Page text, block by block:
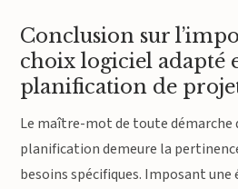
Conclusion sur
choix logiciel adapté
planification de
Le maître-mot de toute démarche
planification demeure la
besoins spécifiques. Imposant une